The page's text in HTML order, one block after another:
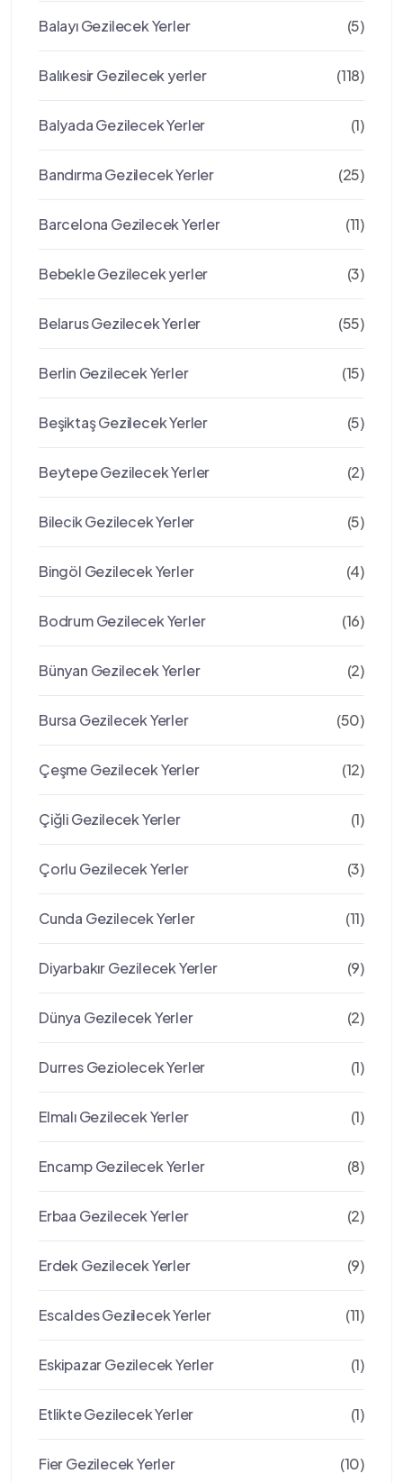
Balayı Gezilecek Yerler (5)
Balıkesir Gezilecek yerler (118)
Balyada Gezilecek Yerler (1)
Bandırma Gezilecek Yerler (25)
Barcelona Gezilecek Yerler (11)
Bebekle Gezilecek yerler (3)
Belarus Gezilecek Yerler (55)
Berlin Gezilecek Yerler (15)
Beşiktaş Gezilecek Yerler (5)
Beytepe Gezilecek Yerler (2)
Bilecik Gezilecek Yerler (5)
Bingöl Gezilecek Yerler (4)
Bodrum Gezilecek Yerler (16)
Bünyan Gezilecek Yerler (2)
Bursa Gezilecek Yerler (50)
Çeşme Gezilecek Yerler (12)
Çiğli Gezilecek Yerler (1)
Çorlu Gezilecek Yerler (3)
Cunda Gezilecek Yerler (11)
Diyarbakır Gezilecek Yerler (9)
Dünya Gezilecek Yerler (2)
Durres Geziolecek Yerler (1)
Elmalı Gezilecek Yerler (1)
Encamp Gezilecek Yerler (8)
Erbaa Gezilecek Yerler (2)
Erdek Gezilecek Yerler (9)
Escaldes Gezilecek Yerler (11)
Eskipazar Gezilecek Yerler (1)
Etlikte Gezilecek Yerler (1)
Fier Gezilecek Yerler (10)